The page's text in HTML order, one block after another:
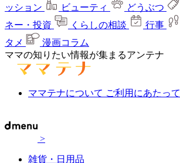
ッション
ビューティ どうぶつ
ネー・投資
くらしの相談 行事
タメ
漫画コラム
ママの知りたい情報が集まるアンテナ
ママテナについて ご利用にあたって
>
雑貨・日用品